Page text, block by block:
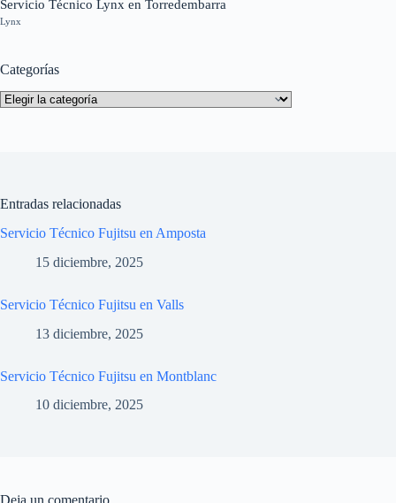
Servicio Técnico Lynx en Torredembarra
Lynx
Categorías
Categorías
Entradas relacionadas
Servicio Técnico Fujitsu en Amposta
15 diciembre, 2025
Servicio Técnico Fujitsu en Valls
13 diciembre, 2025
Servicio Técnico Fujitsu en Montblanc
10 diciembre, 2025